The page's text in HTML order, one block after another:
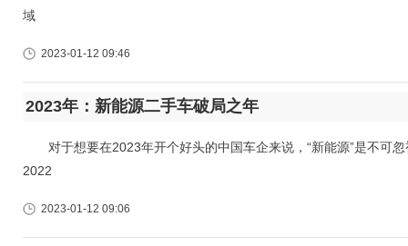
域
2023-01-12 09:46
2023年：新能源二手车破局之年
对于想要在2023年开个好头的中国车企来说，“新能源”是不可
2022
2023-01-12 09:06